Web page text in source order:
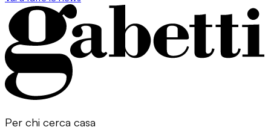
Per chi cerca casa